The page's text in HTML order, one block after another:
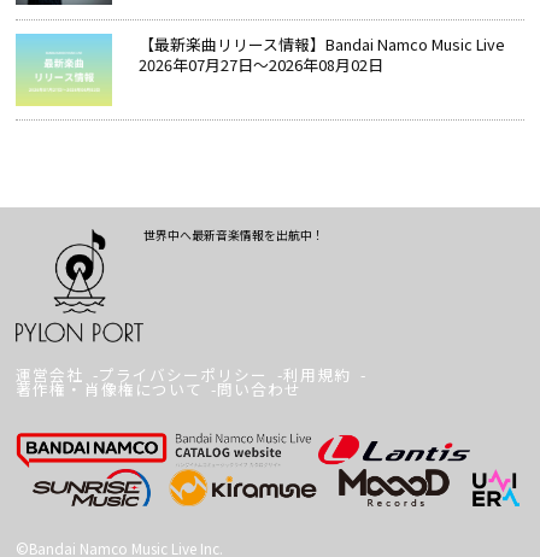
【最新楽曲リリース情報】Bandai Namco Music Live
2026年07月27日～2026年08月02日
世界中へ最新音楽情報を出航中！
運営会社 プライバシーポリシー 利用規約
著作権・肖像権について 問い合わせ
©Bandai Namco Music Live Inc.